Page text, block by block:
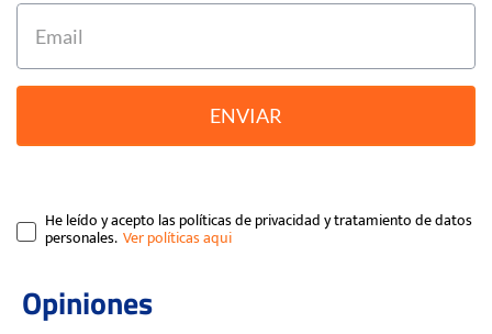
ENVIAR
He leído y acepto las políticas de privacidad y tratamiento de datos
personales.